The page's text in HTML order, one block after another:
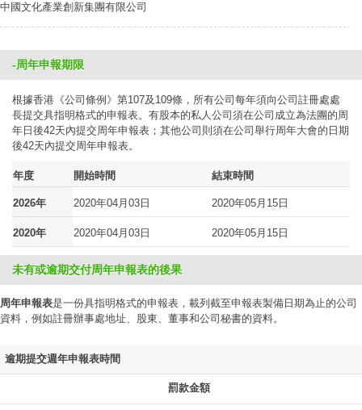
中國文化產業創新集團有限公司
-周年申報期限
根據香港《公司條例》第107及109條，所有公司每年須向公司註冊處處
長提交具指明格式的申報表。有股本的私人公司須在公司成立為法團的周
年日後42天內提交周年申報表；其他公司則須在公司舉行周年大會的日期
後42天內提交周年申報表。
年度 開始時間 結束時間
2026年 2020年04月03日 2020年05月15日
2020年 2020年04月03日 2020年05月15日
未有或逾期交付周年申報表的後果
周年申報表是一份具指明格式的申報表，載列截至申報表製備日期為止的公司
資料，例如註冊辦事處地址、股東、董事和公司秘書的資料。
逾期提交週年申報表時間
罰款金額